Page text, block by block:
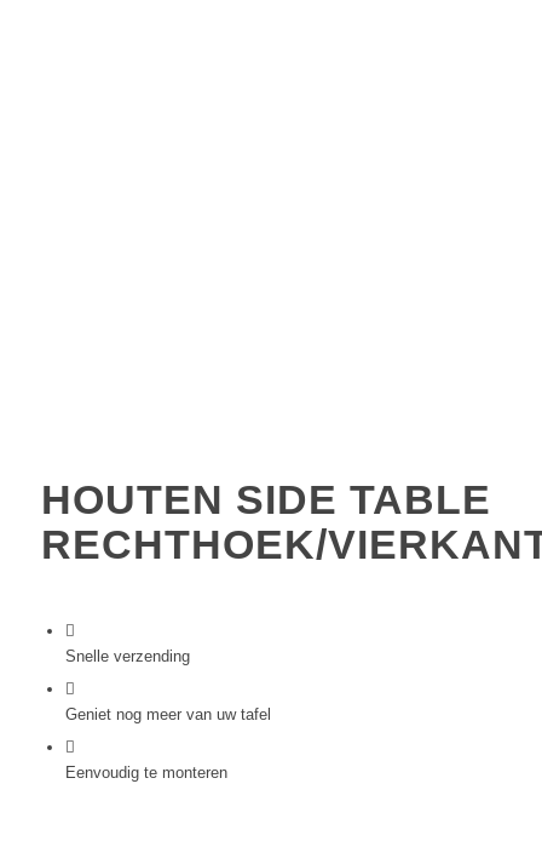
HOUTEN SIDE TABLE
RECHTHOEK/
Snelle verzending
Geniet nog meer van uw tafel
Eenvoudig te monteren